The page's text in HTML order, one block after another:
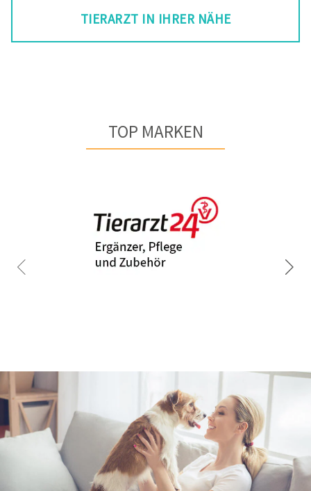
TIERARZT IN IHRER NÄHE
TOP MARKEN